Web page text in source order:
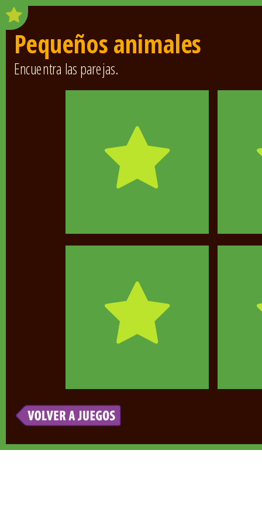
Pequeños animales
Encuentra las parejas.